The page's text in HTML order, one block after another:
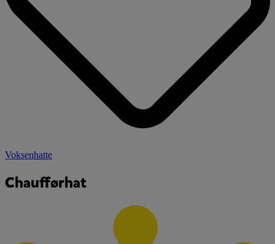
Voksenhatte
Chaufførhat